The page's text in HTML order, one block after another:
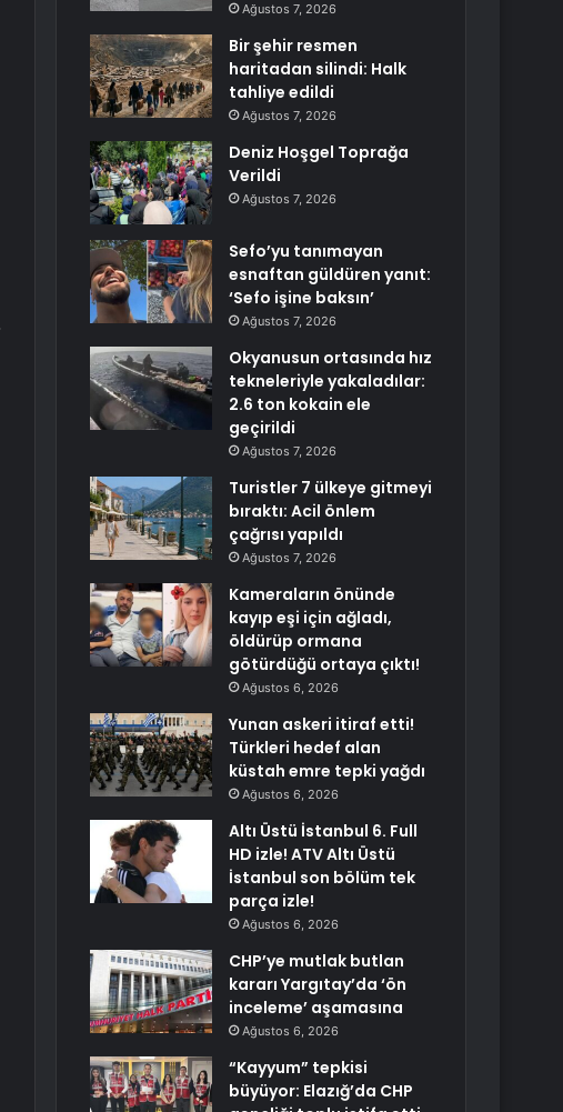
Ağustos 7, 2026
Bir şehir resmen
haritadan silindi: Halk
tahliye edildi
Ağustos 7, 2026
Deniz Hoşgel Toprağa
Verildi
Ağustos 7, 2026
Sefo’yu tanımayan
esnaftan güldüren yanıt:
‘Sefo işine baksın’
Ağustos 7, 2026
Okyanusun ortasında hız
tekneleriyle yakaladılar:
2.6 ton kokain ele
geçirildi
Ağustos 7, 2026
Turistler 7 ülkeye gitmeyi
bıraktı: Acil önlem
çağrısı yapıldı
Ağustos 7, 2026
Kameraların önünde
kayıp eşi için ağladı,
öldürüp ormana
götürdüğü ortaya çıktı!
Ağustos 6, 2026
Yunan askeri itiraf etti!
Türkleri hedef alan
küstah emre tepki yağdı
Ağustos 6, 2026
Altı Üstü İstanbul 6. Full
HD izle! ATV Altı Üstü
İstanbul son bölüm tek
parça izle!
Ağustos 6, 2026
CHP’ye mutlak butlan
kararı Yargıtay’da ‘ön
inceleme’ aşamasına
Ağustos 6, 2026
“Kayyum” tepkisi
büyüyor: Elazığ’da CHP